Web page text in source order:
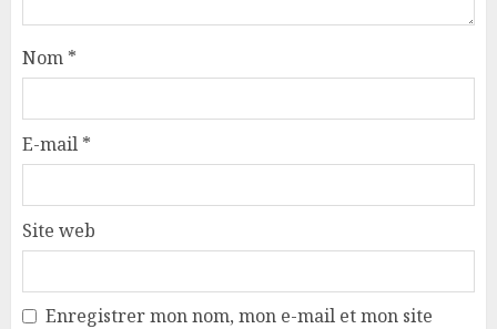
Nom *
E-mail *
Site web
Enregistrer mon nom, mon e-mail et mon site